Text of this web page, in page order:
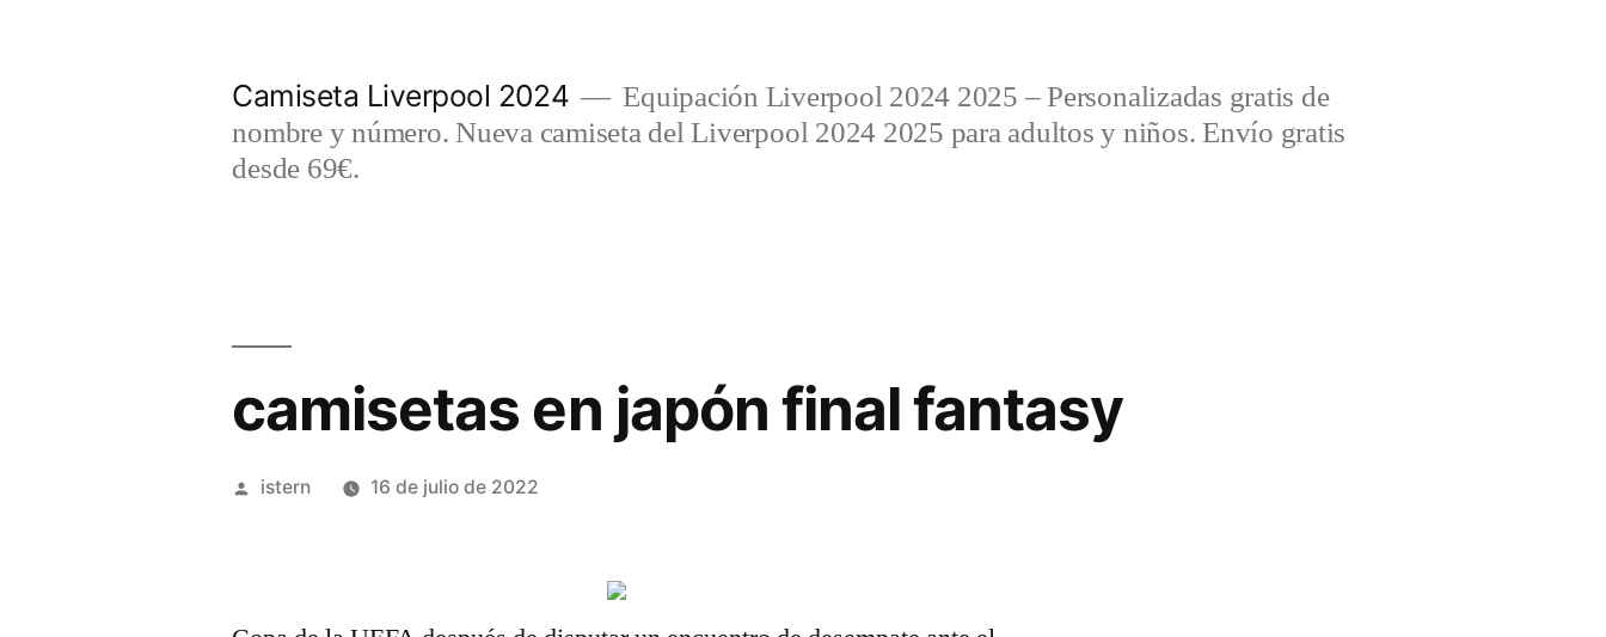
Camiseta Liverpool 2024
Equipación Liverpool 2024 2025 – Personalizadas gratis de
nombre y número. Nueva camiseta del Liverpool 2024 2025 para adultos y niños. Envío gratis
desde 69€.
camisetas en japón final fantasy
Publicado
istern 16 de julio de 2022